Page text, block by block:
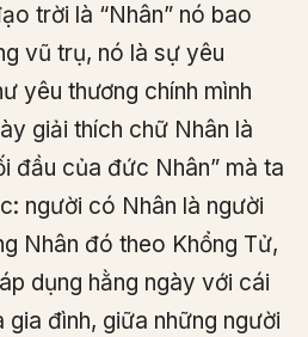
trời là “Nhân” nó bao
vũ trụ, nó là sự yêu
yêu thương chính mình
giải thích chữ Nhân là
đầu của đức Nhân” mà ta
người có Nhân là người
Nhân đó theo Khổng Tử,
dụng hằng ngày với cái
gia đình, giữa những người